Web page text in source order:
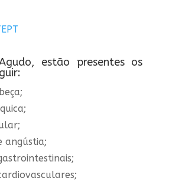
estão presentes os
angústia;